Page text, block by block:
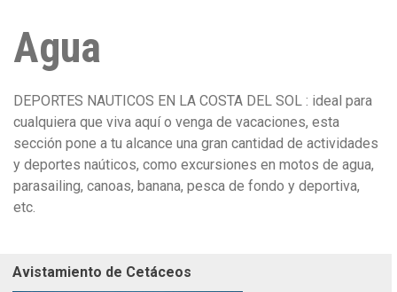
Agua
DEPORTES NAUTICOS EN LA COSTA DEL SOL : ideal para
cualquiera que viva aquí o venga de vacaciones, esta
sección pone a tu alcance una gran cantidad de actividades
y deportes naúticos, como excursiones en motos de agua,
parasailing, canoas, banana, pesca de fondo y deportiva,
etc.
Avistamiento de Cetáceos